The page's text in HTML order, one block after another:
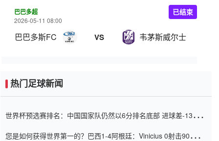
巴巴多超
2026-05-11 08:00
巴巴多斯FC VS 韦茅斯威尔士
已结束
热门足球新闻
世界杯预选赛排名：中国国家队仍然以6分排名底部 进球差-13令人
您是如何获得世界第一的？巴西1-4阿根廷：Vinicius 0射击90分钟